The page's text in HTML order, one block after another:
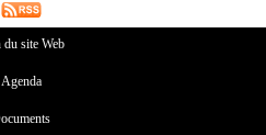
du site Web
Agenda